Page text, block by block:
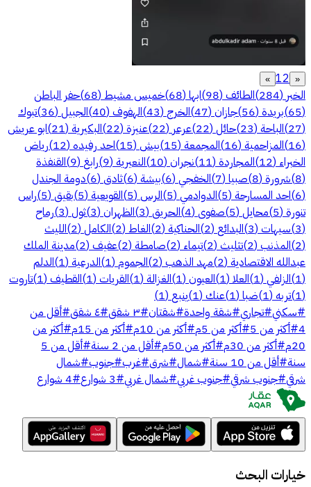
«
12
»
الخبر (
284
)الطائف(
98
)ابها(
68
)خميس مشيط(
68
)حفر الباطن
(
65
)بريدة(
56
)جازان(
47
)الخرج(
43
)الهفوف(
40
)الجبيل(
36
)تبوك
(
27
)الباحة(
23
)حائل(
22
)عرعر (
22
)عنيزة(
22
)البكيرية(
21
)ابو عريش
(
16
)المزاحمية(
16
)المجمعة(
15
)بيش(
15
)احد رفيده(
12
)رياض
الخبراء(
12
)المجاردة(
11
)نجران(
10
)النعيرية(
9
)رابغ(
9
)القنفذة
(
8
)شرورة(
8
)صبيا(
7
)الخفجي(
6
)بيشة(
6
)ثادق(
6
)دومة الجندل
(
6
)احد المسارحة(
5
)الدوادمي(
5
)الرس(
5
)القويعية(
5
)بقيق(
5
)راس
تنورة(
5
)محايل(
5
)صفوى(
4
)الحريق(
3
)الظهران(
3
)ثول(
3
)رماح
(
3
)سيهات(
3
)البدائع(
2
)الحناكية(
2
)الغاط(
2
)الكامل(
2
)الليث
(
2
)المذنب(
2
)تثليث(
2
)تيماء(
2
)صامطة(
2
)عفيف(
2
)مدينة الملك
عبدالله الاقتصادية(
2
)مهد الذهب(
2
)الجموم(
1
)الدرعية(
1
)الدلم
(
1
)الزلفي(
1
)العلا(
1
)العيون(
1
)الغزالة(
1
)القريات(
1
)القطيف(
1
)تاروت
(
1
)تربه(
1
)ضبا(
1
)عنك(
1
)ينبع(
1
)
#سكني#تجاري#شقة واحدة#شقتان#٣ شقق #٤ شقق #أقل من
4
#أكثر من 5 #أكثر من 5م #أكثر من 10م #أكثر من 15م #أكثر من
20م #أكثر من 30م #أكثر من 50م #أقل من 2 سنة #
أقل من 5
سنة#أقل من 10 سنة #شمال#شرق#غرب#جنوب#شمال
شرقي#جنوب شرقي#جنوب غربي#شمال غربي#3 شوارع #4 شوارع
خيارات البحث